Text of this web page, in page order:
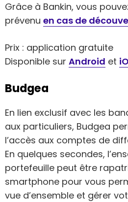
Grâce à Bankin, vous
prévenu en cas de
Prix : application gratuite
Disponible sur Android et
Budgea
En lien exclusif avec les
aux particuliers, Budgea
l’accès aux comptes de
En quelques secondes,
portefeuille peut être
smartphone pour vous
vue d’ensemble et gérer